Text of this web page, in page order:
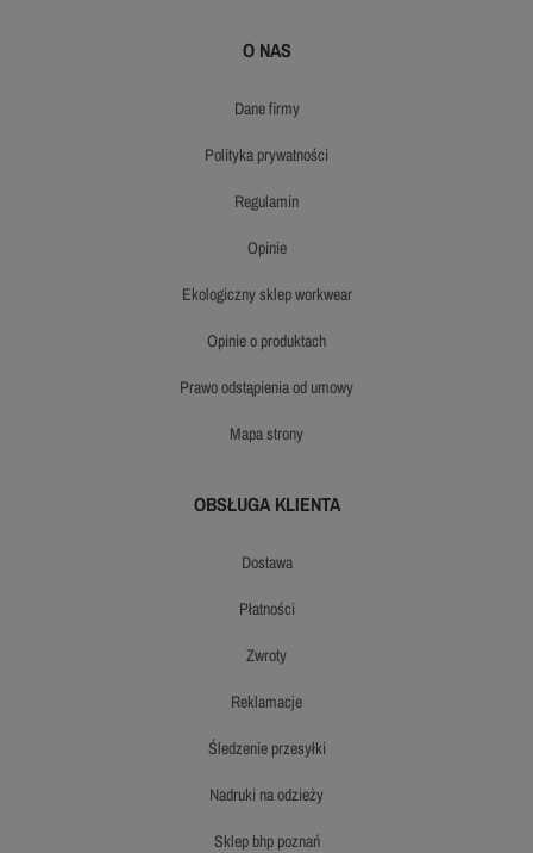
O NAS
dane firmy
polityka prywatności
regulamin
opinie
ekologiczny sklep workwear
opinie o produktach
prawo odstąpienia od umowy
mapa strony
OBSŁUGA KLIENTA
dostawa
płatności
zwroty
reklamacje
śledzenie przesyłki
nadruki na odzieży
sklep bhp poznań